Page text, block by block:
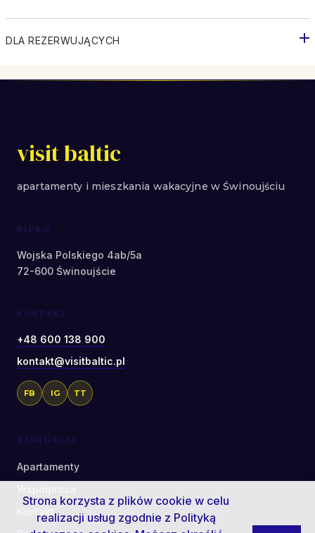
DLA REZERWUJĄCYCH
visit baltic
apartamenty i mieszkania wakacyjne w Świnoujściu
BIURO
Wojska Polskiego 4ab/5a
72-600 Świnoujście
KONTAKT
+48 600 138 900
kontakt@visitbaltic.pl
FB IG TT
NAWIGACJA
Apartamenty
Strona korzysta z plików cookie w celu
realizacji usług zgodnie z Polityką